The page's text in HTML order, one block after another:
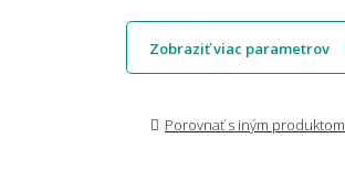
Zobraziť viac parametrov
Porovnať s iným produktom